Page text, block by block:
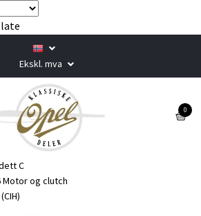
Ekskl. mva
0
C
Motor og clutch